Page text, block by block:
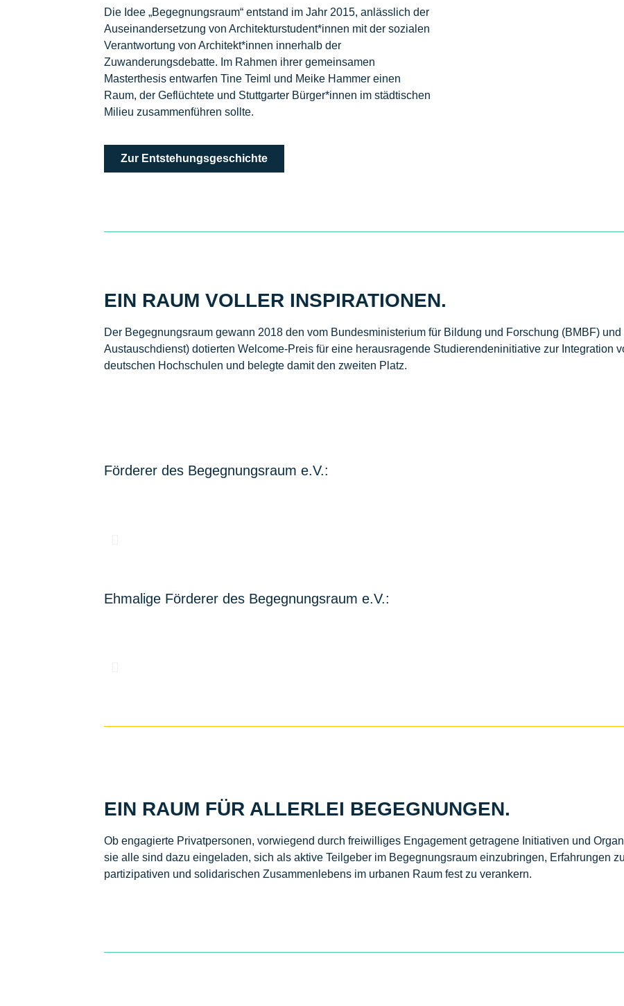
Die Idee „Begegnungsraum“ entstand im Jahr 2015, anlässlich der
Auseinandersetzung von Architekturstudent*innen mit der sozialen
Verantwortung von Architekt*innen innerhalb der
Zuwanderungsdebatte. Im Rahmen ihrer gemeinsamen
Masterthesis entwarfen Tine Teiml und Meike Hammer einen
Raum, der Geflüchtete und Stuttgarter Bürger*innen im städtischen
Milieu zusammenführen sollte.
Zur Entstehungsgeschichte
EIN RAUM VOLLER INSPIRATIONEN.
Der Begegnungsraum gewann 2018 den vom Bundesministerium für Bildung und Forschung (BMBF)
Austauschdienst) dotierten Welcome-Preis für eine herausragende Studierendeninitiative zur Integration
deutschen Hochschulen und belegte damit den zweiten Platz.
Förderer des Begegnungsraum e.V.:
Ehmalige Förderer des Begegnungsraum e.V.:
EIN RAUM FÜR ALLERLEI BEGEGNUNGEN.
Ob engagierte Privatpersonen, vorwiegend durch freiwilliges Engagement getragene Initiativen und
sie alle sind dazu eingeladen, sich als aktive Teilgeber im Begegnungsraum einzubringen, Erfahrungen
partizipativen und solidarischen Zusammenlebens im urbanen Raum fest zu verankern.